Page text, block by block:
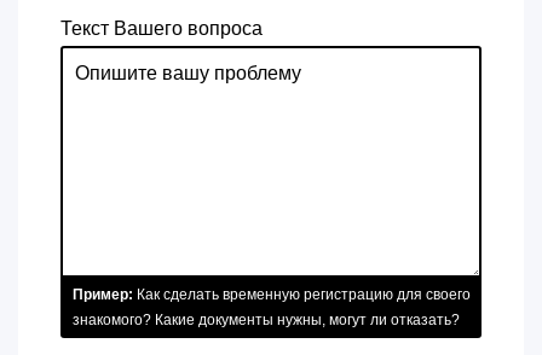
Текст Вашего вопроса
Пример: Как сделать временную регистрацию для своего
знакомого? Какие документы нужны, могут ли отказать?